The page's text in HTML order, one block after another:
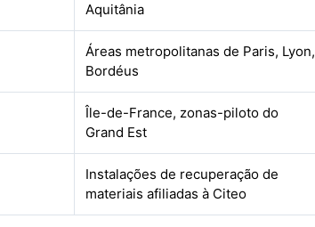
Aquitânia
Áreas metropolitanas de Paris, Lyon,
Bordéus
Île-de-France, zonas-piloto do
Grand Est
Instalações de recuperação de
materiais afiliadas à Citeo